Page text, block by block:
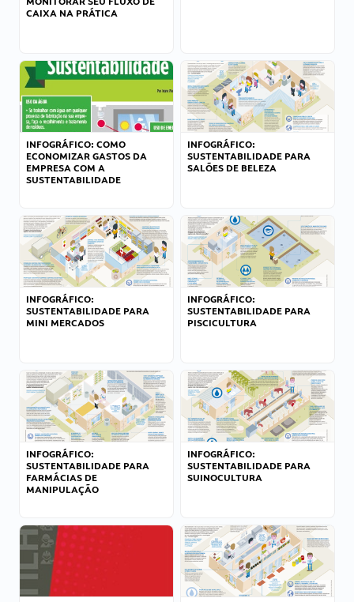
CAIXA NA PRÁTICA
INFOGRÁFICO: COMO
ECONOMIZAR GASTOS DA
EMPRESA COM A
SUSTENTABILIDADE
INFOGRÁFICO:
SUSTENTABILIDADE PARA
SALÕES DE BELEZA
INFOGRÁFICO:
SUSTENTABILIDADE PARA
MINI MERCADOS
INFOGRÁFICO:
SUSTENTABILIDADE PARA
PISCICULTURA
INFOGRÁFICO:
SUSTENTABILIDADE PARA
FARMÁCIAS DE
MANIPULAÇÃO
INFOGRÁFICO:
SUSTENTABILIDADE PARA
SUINOCULTURA